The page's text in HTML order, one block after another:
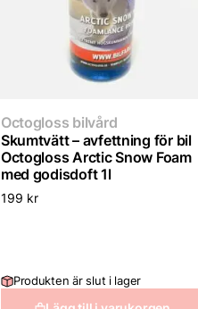
Octogloss bilvård
Skumtvätt – avfettning för bil
Octogloss Arctic Snow Foam
med godisdoft 1l
199 kr
Produkten är slut i lager